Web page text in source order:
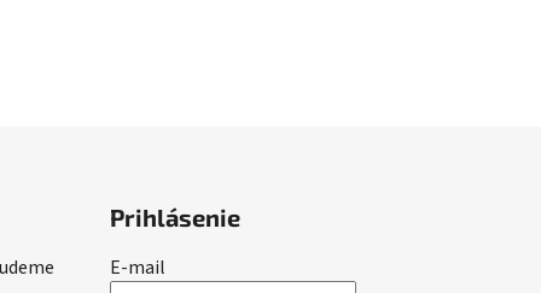
Prihlásenie
E-mail